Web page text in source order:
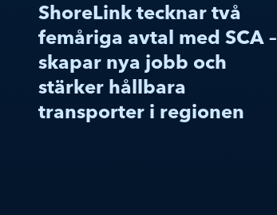
ShoreLink tecknar två
femåriga avtal med SCA –
skapar nya jobb och
stärker hållbara
transporter i regionen